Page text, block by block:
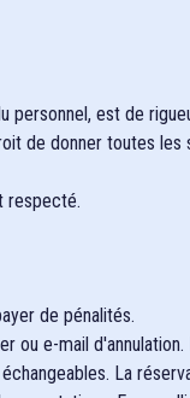
est de
de donner toutes les
respecté.
de pénalités.
e-mail d'annulation.
La